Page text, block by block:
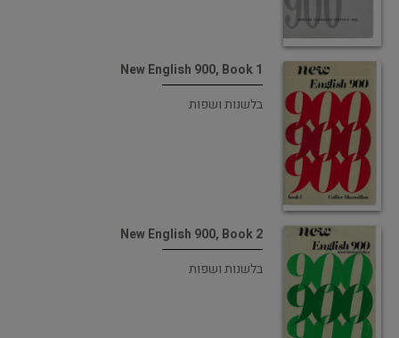
New English 900, Book 1
בלשנות ושפות
New English 900, Book 2
בלשנות ושפות